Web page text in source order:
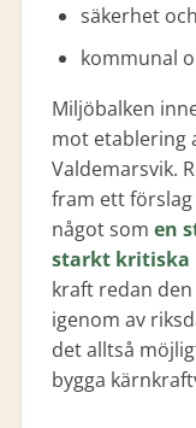
säkerhet
kommunal
Miljöbalken
mot etablering
Valdemarsvik.
fram ett
något som en
starkt kritiska
kraft redan
igenom av
det alltså
bygga